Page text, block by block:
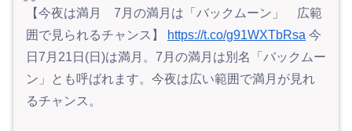
【今夜は満月 7月の満月は「バックムーン」 広範
囲で見られるチャンス】
https://t.co/g91WXTbRsa 今
日7月21日(日)は満月。7月の満月は別名「バックムー
ン」とも呼ばれます。今夜は広い範囲で満月が見れ
るチャンス。